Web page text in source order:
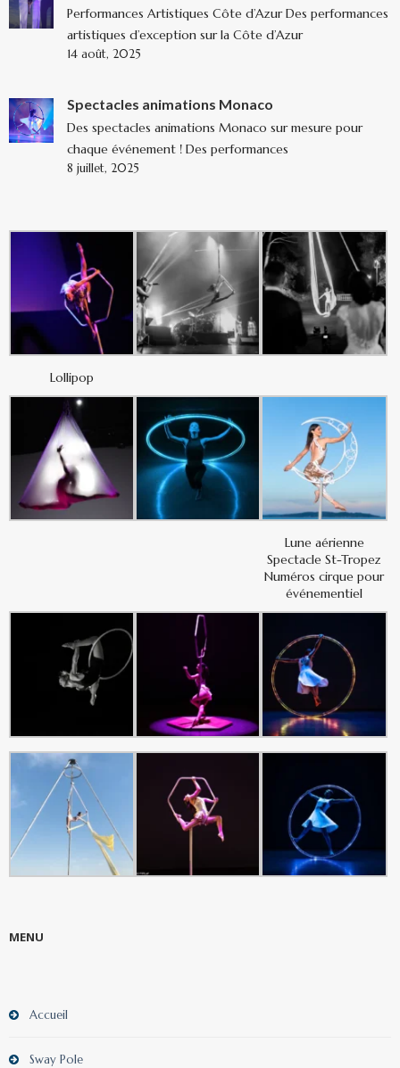
Performances Artistiques Côte d’Azur Des performances
artistiques d’exception sur la Côte d’Azur
14 août, 2025
Spectacles animations Monaco
Des spectacles animations Monaco sur mesure pour
chaque événement ! Des performances
8 juillet, 2025
Lollipop
Lune aérienne
Spectacle St-Tropez
Numéros cirque pour
événementiel
MENU
Accueil
Sway Pole